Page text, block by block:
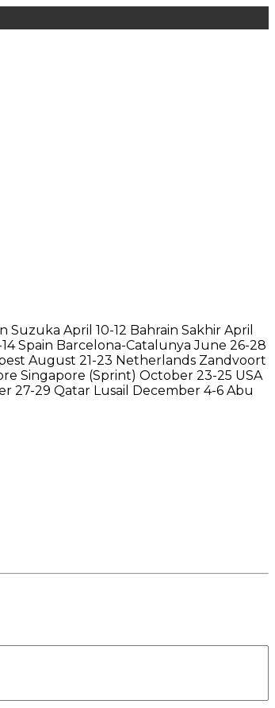
April 10-12 Bahrain Sakhir April
Spain Barcelona-Catalunya June 26-28
August 21-23 Netherlands Zandvoort
Singapore (Sprint) October 23-25 USA
27-29 Qatar Lusail December 4-6 Abu